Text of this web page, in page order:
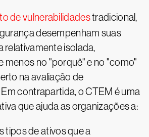
de vulnerabilidadestradicional,
desempenham suas
relativamente isolada,
no "porquê" e no "como"
na avaliação de
contrapartida, o CTEM é uma
que ajuda as organizações a:
tipos de ativos que a